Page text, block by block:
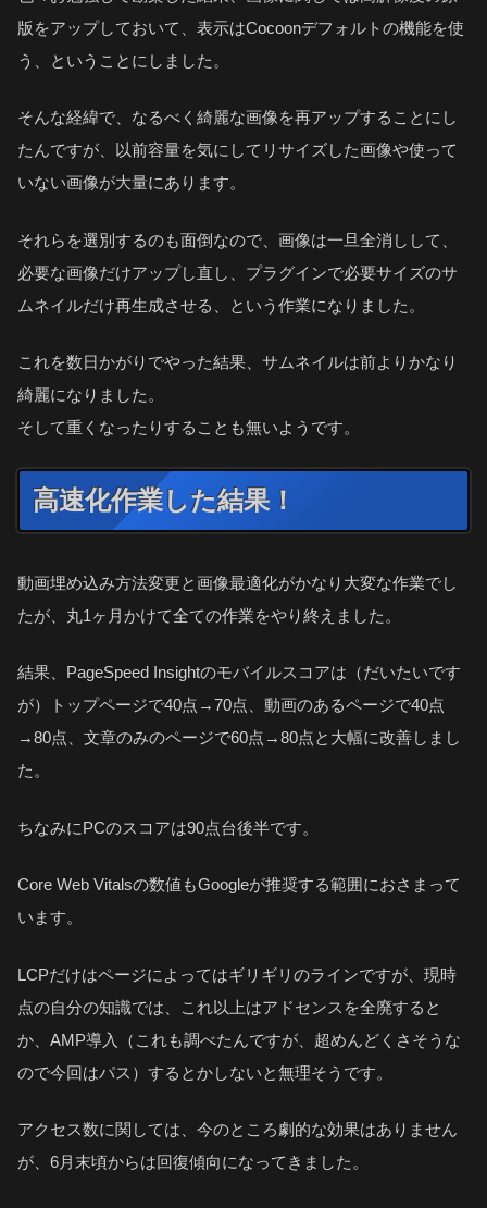
版をアップしておいて、表示はCocoonデフォルトの機能を使
う、ということにしました。
そんな経緯で、なるべく綺麗な画像を再アップすることにし
たんですが、以前容量を気にしてリサイズした画像や使って
いない画像が大量にあります。
それらを選別するのも面倒なので、画像は一旦全消しして、
必要な画像だけアップし直し、プラグインで必要サイズのサ
ムネイルだけ再生成させる、という作業になりました。
これを数日かがりでやった結果、サムネイルは前よりかなり
綺麗になりました。
そして重くなったりすることも無いようです。
高速化作業した結果！
動画埋め込み方法変更と画像最適化がかなり大変な作業でし
たが、丸1ヶ月かけて全ての作業をやり終えました。
結果、PageSpeed Insightのモバイルスコアは（だいたいです
が）トップページで40点→70点、動画のあるページで40点
→80点、文章のみのページで60点→80点と大幅に改善しまし
た。
ちなみにPCのスコアは90点台後半です。
Core Web Vitalsの数値もGoogleが推奨する範囲におさまって
います。
LCPだけはページによってはギリギリのラインですが、現時
点の自分の知識では、これ以上はアドセンスを全廃すると
か、AMP導入（これも調べたんですが、超めんどくさそうな
ので今回はパス）するとかしないと無理そうです。
アクセス数に関しては、今のところ劇的な効果はありません
が、6月末頃からは回復傾向になってきました。